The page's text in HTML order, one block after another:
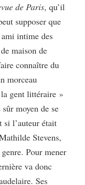
de Paris, qu’il
supposer que
intime des
maison de
connaître du
morceau
gent littéraire »
moyen de se
l’auteur était
Stevens,
Pour mener
va donc
Ses